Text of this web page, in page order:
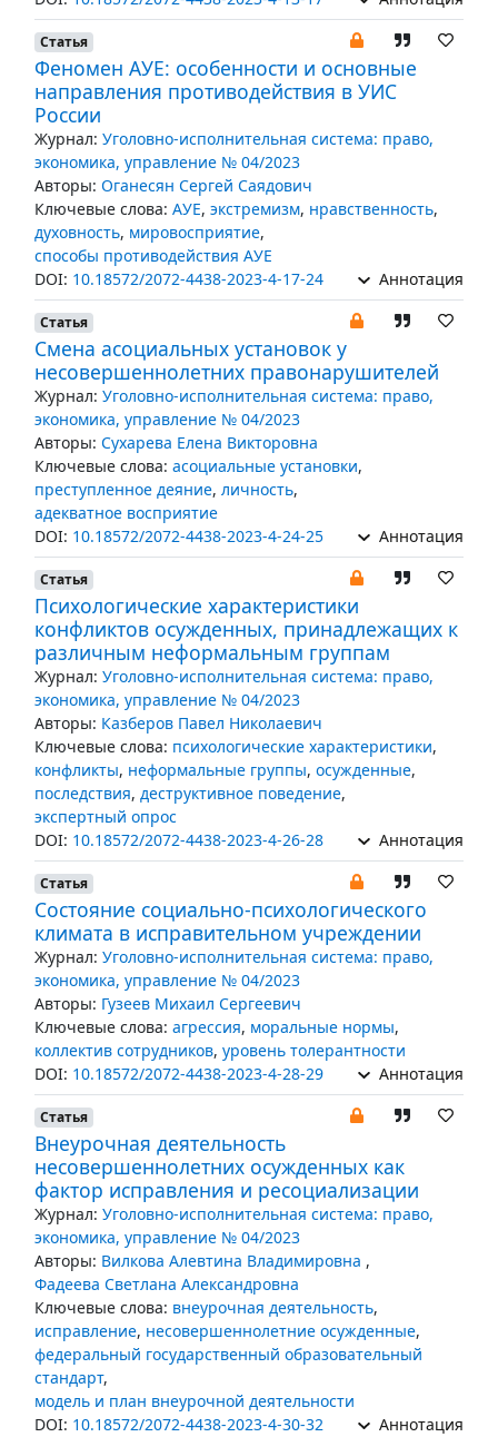
Статья
Феномен АУЕ: особенности и основные
направления противодействия в УИС
России
Журнал: Уголовно-исполнительная система: право,
экономика, управление № 04/2023
Авторы: Оганесян Сергей Саядович
Ключевые слова: АУЕ, экстремизм, нравственность,
духовность, мировосприятие,
способы противодействия АУЕ
DOI: 10.18572/2072-4438-2023-4-17-24 Аннотация
Статья
Смена асоциальных установок у
несовершеннолетних правонарушителей
Журнал: Уголовно-исполнительная система: право,
экономика, управление № 04/2023
Авторы: Сухарева Елена Викторовна
Ключевые слова: асоциальные установки,
преступленное деяние, личность,
адекватное восприятие
DOI: 10.18572/2072-4438-2023-4-24-25 Аннотация
Статья
Психологические характеристики
конфликтов осужденных, принадлежащих к
различным неформальным группам
Журнал: Уголовно-исполнительная система: право,
экономика, управление № 04/2023
Авторы: Казберов Павел Николаевич
Ключевые слова: психологические характеристики,
конфликты, неформальные группы, осужденные,
последствия, деструктивное поведение,
экспертный опрос
DOI: 10.18572/2072-4438-2023-4-26-28 Аннотация
Статья
Состояние социально-психологического
климата в исправительном учреждении
Журнал: Уголовно-исполнительная система: право,
экономика, управление № 04/2023
Авторы: Гузеев Михаил Сергеевич
Ключевые слова: агрессия, моральные нормы,
коллектив сотрудников, уровень толерантности
DOI: 10.18572/2072-4438-2023-4-28-29 Аннотация
Статья
Внеурочная деятельность
несовершеннолетних осужденных как
фактор исправления и ресоциализации
Журнал: Уголовно-исполнительная система: право,
экономика, управление № 04/2023
Авторы: Вилкова Алевтина Владимировна ,
Фадеева Светлана Александровна
Ключевые слова: внеурочная деятельность,
исправление, несовершеннолетние осужденные,
федеральный государственный образовательный
стандарт,
модель и план внеурочной деятельности
DOI: 10.18572/2072-4438-2023-4-30-32 Аннотация